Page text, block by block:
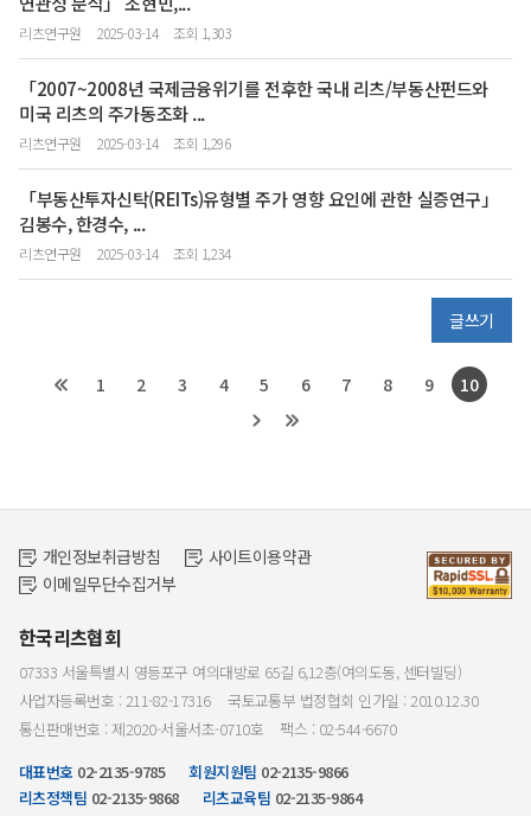
리츠연구원 2025-03-14 조회 1,303
「2007~2008년 국제금융위기를 전후한 국내 리츠/부동산펀드와
미국 리츠의 주가동조화 ...
리츠연구원 2025-03-14 조회 1,296
「부동산투자신탁(REITs)유형별 주가 영향 요인에 관한 실증연구」
김봉수, 한경수, ...
리츠연구원 2025-03-14 조회 1,234
글쓰기
1 2 3 4 5 6 7 8 9 10
개인정보취급방침
사이트이용약관
이메일무단수집거부
한국리츠협회
07333 서울특별시 영등포구 여의대방로 65길 6,12층(여의도동, 센터빌딩)
사업자등록번호 : 211-82-17316
국토교통부 법정협회 인가일 : 2010.12.30
통신판매번호 : 제2020-서울서초-0710호
팩스 : 02-544-6670
대표번호 02-2135-9785 회원지원팀 02-2135-9866
리츠정책팀 02-2135-9868 리츠교육팀 02-2135-9864